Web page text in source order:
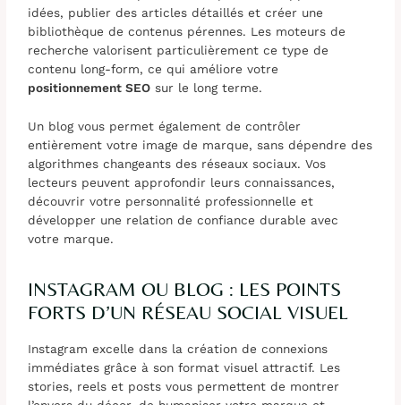
idées, publier des articles détaillés et créer une
bibliothèque de contenus pérennes. Les moteurs de
recherche valorisent particulièrement ce type de
contenu long-form, ce qui améliore votre
positionnement SEO sur le long terme.
Un blog vous permet également de contrôler
entièrement votre image de marque, sans dépendre des
algorithmes changeants des réseaux sociaux. Vos
lecteurs peuvent approfondir leurs connaissances,
découvrir votre personnalité professionnelle et
développer une relation de confiance durable avec
votre marque.
INSTAGRAM OU BLOG : LES POINTS
FORTS D’UN RÉSEAU SOCIAL VISUEL
Instagram excelle dans la création de connexions
immédiates grâce à son format visuel attractif. Les
stories, reels et posts vous permettent de montrer